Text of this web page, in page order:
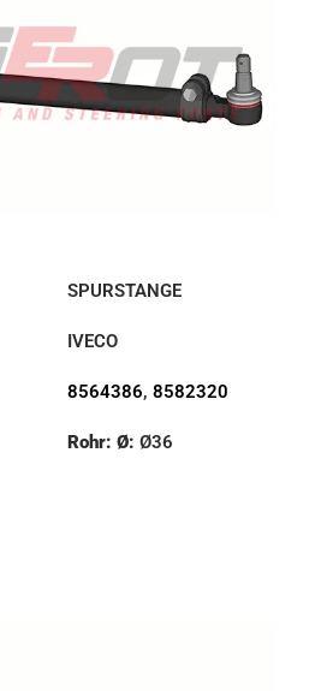
SPURSTANGE
IVECO
8564386,8582320
Rohr: Ø:Ø36